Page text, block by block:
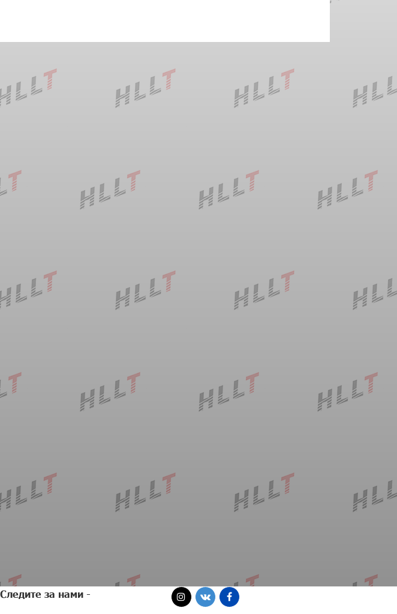
Следите за нами -